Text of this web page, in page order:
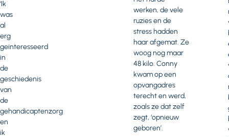
‘Ik
was
al
erg
geïnteresseerd
in
de
geschiedenis
van
de
gehandicaptenzorg
en
ik
werken, de vele
ruzies en de
stress hadden
haar afgemat. Ze
woog nog maar
48 kilo. Conny
kwam op een
opvangadres
terecht en werd,
zoals ze dat zelf
zegt, ‘opnieuw
geboren’.